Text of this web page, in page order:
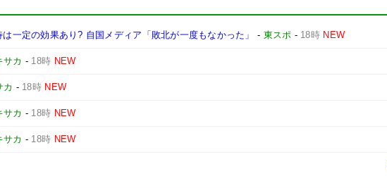
一定の効果あり? 自国メディア「敗北が一度もなかった」 - 東スポ - 18時 NEW
サカ - 18時 NEW
カ - 18時 NEW
サカ - 18時 NEW
サカ - 18時 NEW